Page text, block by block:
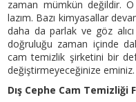
zaman mümkün değildir.
lazım. Bazı kimyasallar
daha da parlak ve göz
doğruluğu zaman içinde
cam temizlik şirketini bir
değiştirmeyeceğinize eminiz.
Dış Cephe Cam Temizliği